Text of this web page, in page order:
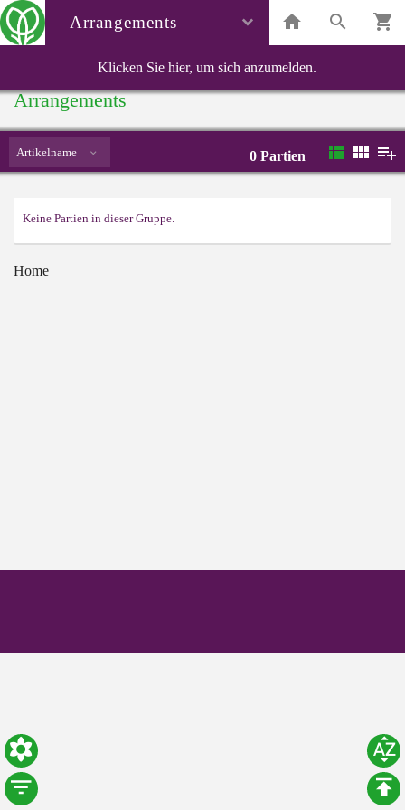
Arrangements
Klicken Sie hier, um sich anzumelden.
Arrangements
Artikelname 0 Partien
Keine Partien in dieser Gruppe.
Home